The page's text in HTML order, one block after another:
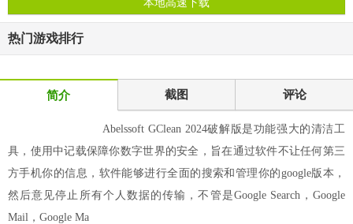
本地高速下载
热门游戏排行
简介 截图 评论
Abelssoft GClean 2024破解版是功能强大的清洁工
具，使用中记载保障你数字世界的安全，旨在通过软件不让任何第三
方手机你的信息，软件能够进行全面的搜索和管理你的google版本，
然后意见停止所有个人数据的传输，不管是Google Search，Google
Mail，Google Ma